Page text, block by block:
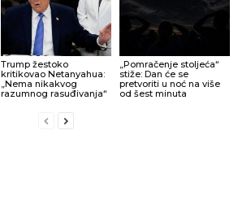
Trump žestoko
kritikovao Netanyahua:
„Nema nikakvog
razumnog rasuđivanja“
„Pomračenje stoljeća“
stiže: Dan će se
pretvoriti u noć na više
od šest minuta